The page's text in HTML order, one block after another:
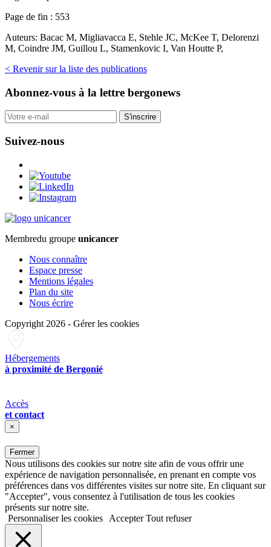
Page de fin : 553
Auteurs: Bacac M, Migliavacca E, Stehle JC, McKee T, Delorenzi
M, Coindre JM, Guillou L, Stamenkovic I, Van Houtte P,
< Revenir sur la liste des publications
Abonnez-vous à la lettre bergonews
S'inscrire
Suivez-nous
Membredu groupe unicancer
Nous connaître
Espace presse
Mentions légales
Plan du site
Nous écrire
Copyright 2026 - Gérer les cookies
Hébergements
à proximité de Bergonié
Accès
et contact
×
Fermer
Nous utilisons des cookies sur notre site afin de vous offrir une
expérience de navigation personnalisée, en prenant en compte vos
préférences dans vos différentes visites sur notre site. En cliquant sur
"Accepter", vous consentez à l'utilisation de tous les cookies
présents sur notre site.
Personnaliser les cookies
Accepter Tout refuser